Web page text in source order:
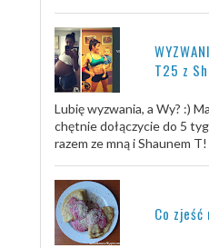
T25 z
Lubię wyzwania, a Wy? :)
chętnie dołączycie do 5
razem ze mną i Shaunem
Co